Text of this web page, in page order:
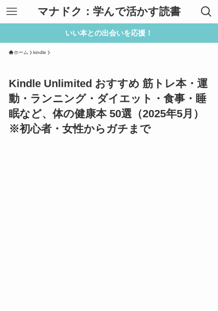
マナドク：学んで活かす読書
いい本との出会いを応援！
ホーム kindle
Kindle Unlimited おすすめ 筋トレ本・運
動・ランニング・ダイエット・食事・睡
眠など、体の健康本 50選（2025年5月）
※初心者・女性からガチまで